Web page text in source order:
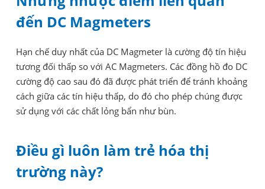
đến DC Magmeters
Hạn chế duy nhất của DC Magmeter là cường độ tín hiệu
tương đối thấp so với AC Magmeters. Các đồng hồ đo DC
cường độ cao sau đó đã được phát triển để tránh khoảng
cách giữa các tín hiệu thấp, do đó cho phép chúng được
sử dụng với các chất lỏng bẩn như bùn.
Điều gì luôn làm trẻ hóa thị
trường này?